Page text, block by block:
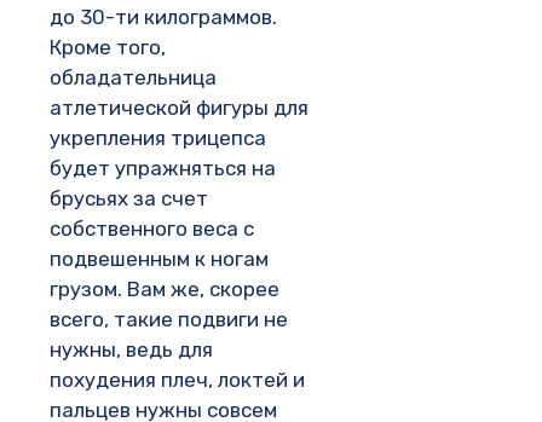
до 30-ти килограммов.
Кроме того,
обладательница
атлетической фигуры для
укрепления трицепса
будет упражняться на
брусьях за счет
собственного веса с
подвешенным к ногам
грузом. Вам же, скорее
всего, такие подвиги не
нужны, ведь для
похудения плеч, локтей и
пальцев нужны совсем